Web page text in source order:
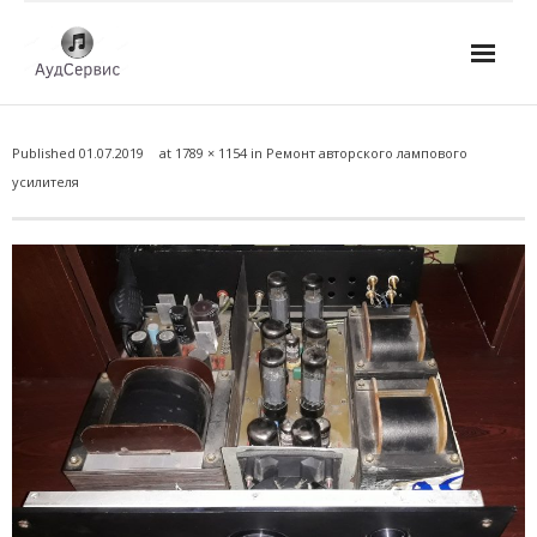
- Ремонт автомагнитол
- Ремонт микшерных пультов и консолей
- Ремонт активной акустики
- Ремонт домашних кинотеатров
- Ремонт музыкальных центров
- Ремонт аудио для клубов, ресторанов, школ
- Изготовление усилителей
Published 01.07.2019 at 1789 × 1154 in Ремонт авторского лампового
усилителя